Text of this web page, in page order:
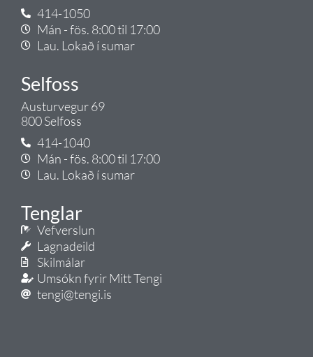
414-1050
Mán - fös. 8:00 til 17:00
Lau. Lokað í sumar
Selfoss
Austurvegur 69
800 Selfoss
414-1040
Mán - fös. 8:00 til 17:00
Lau. Lokað í sumar
Tenglar
Vefverslun
Lagnadeild
Skilmálar
Umsókn fyrir Mitt Tengi
tengi@tengi.is